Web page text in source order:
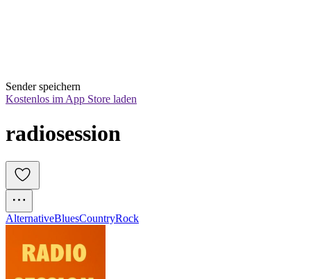
Sender speichern
Kostenlos im App Store laden
radiosession
AlternativeBluesCountryRock